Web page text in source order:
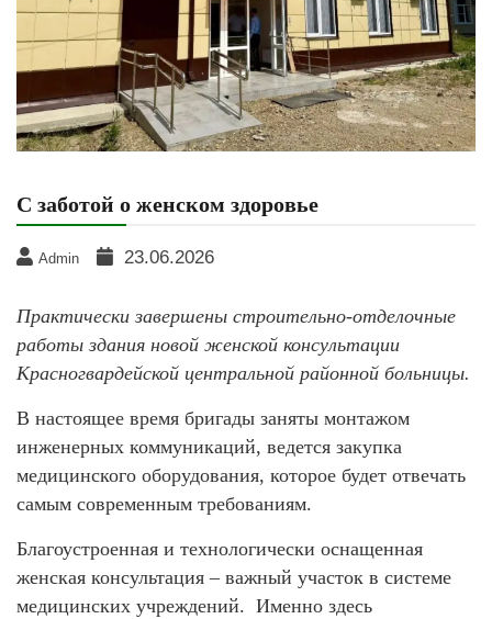
С заботой о женском здоровье
Admin 23.06.2026
Практически завершены строительно-отделочные
работы здания новой женской консультации
Красногвардейской центральной районной больницы.
В настоящее время бригады заняты монтажом
инженерных коммуникаций, ведется закупка
медицинского оборудования, которое будет отвечать
самым современным требованиям.
Благоустроенная и технологически оснащенная
женская консультация – важный участок в системе
медицинских учреждений. Именно здесь